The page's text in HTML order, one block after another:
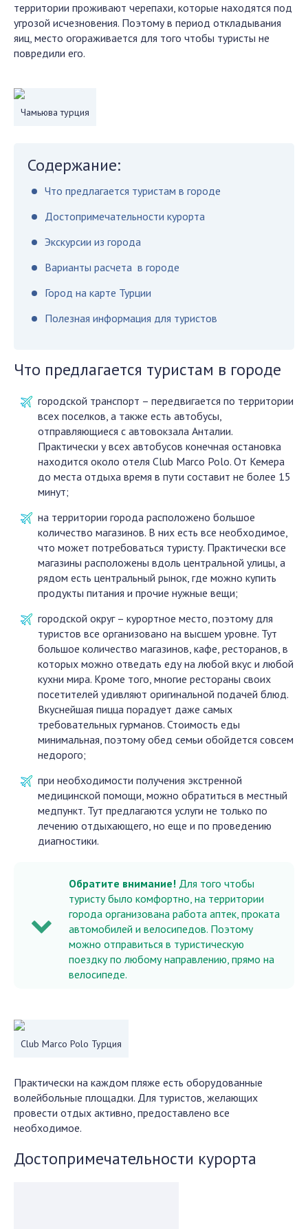
территории проживают черепахи, которые находятся под
угрозой исчезновения. Поэтому в период откладывания
яиц, место огораживается для того чтобы туристы не
повредили его.
Чамьюва турция
Содержание:
Что предлагается туристам в городе
Достопримечательности курорта
Экскурсии из города
Варианты расчета в городе
Город на карте Турции
Полезная информация для туристов
Что предлагается туристам в городе
городской транспорт – передвигается по территории
всех поселков, а также есть автобусы,
отправляющиеся с автовокзала Анталии.
Практически у всех автобусов конечная остановка
находится около отеля Club Marco Polo. От Кемера
до места отдыха время в пути составит не более 15
минут;
на территории города расположено большое
количество магазинов. В них есть все необходимое,
что может потребоваться туристу. Практически все
магазины расположены вдоль центральной улицы, а
рядом есть центральный рынок, где можно купить
продукты питания и прочие нужные вещи;
городской округ – курортное место, поэтому для
туристов все организовано на высшем уровне. Тут
большое количество магазинов, кафе, ресторанов, в
которых можно отведать еду на любой вкус и любой
кухни мира. Кроме того, многие рестораны своих
посетителей удивляют оригинальной подачей блюд.
Вкуснейшая пицца порадует даже самых
требовательных гурманов. Стоимость еды
минимальная, поэтому обед семьи обойдется совсем
недорого;
при необходимости получения экстренной
медицинской помощи, можно обратиться в местный
медпункт. Тут предлагаются услуги не только по
лечению отдыхающего, но еще и по проведению
диагностики.
Обратите внимание! Для того чтобы
туристу было комфортно, на территории
города организована работа аптек, проката
автомобилей и велосипедов. Поэтому
можно отправиться в туристическую
поездку по любому направлению, прямо на
велосипеде.
Club Marco Polo Турция
Практически на каждом пляже есть оборудованные
волейбольные площадки. Для туристов, желающих
провести отдых активно, предоставлено все
необходимое.
Достопримечательности курорта